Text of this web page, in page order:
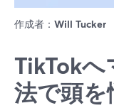
作成者： Will Tucker
TikTok
法で頭